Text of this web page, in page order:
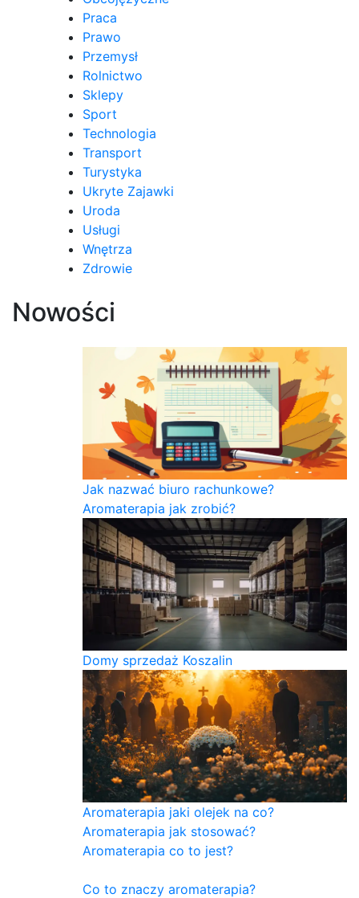
Praca
Prawo
Przemysł
Rolnictwo
Sklepy
Sport
Technologia
Transport
Turystyka
Ukryte Zajawki
Uroda
Usługi
Wnętrza
Zdrowie
Nowości
Jak nazwać biuro rachunkowe?
Aromaterapia jak zrobić?
Domy sprzedaż Koszalin
Aromaterapia jaki olejek na co?
Aromaterapia jak stosować?
Aromaterapia co to jest?
Co to znaczy aromaterapia?